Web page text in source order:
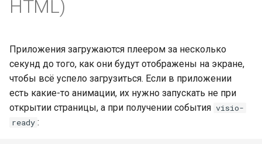
HTML)
Приложения загружаются плеером за несколько
секунд до того, как они будут отображены на экране,
чтобы всё успело загрузиться. Если в приложении
есть какие-то анимации, их нужно запускать не при
открытии страницы, а при получении события visio-
ready :